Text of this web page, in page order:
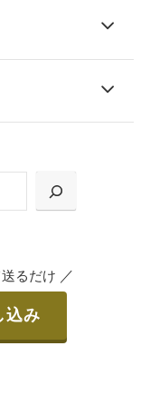
」からお選び
るだけ ／
込み